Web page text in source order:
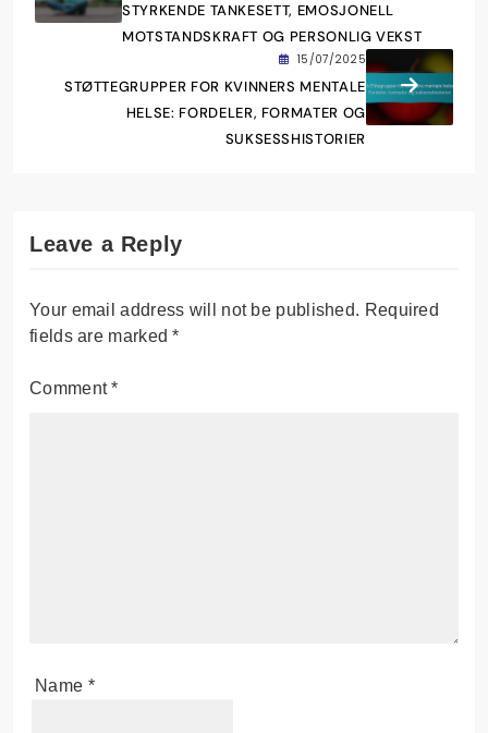
STYRKENDE TANKESETT, EMOSJONELL
MOTSTANDSKRAFT OG PERSONLIG VEKST
15/07/2025
STØTTEGRUPPER FOR KVINNERS MENTALE
HELSE: FORDELER, FORMATER OG
SUKSESSHISTORIER
Leave a Reply
Your email address will not be published. Required
fields are marked*
Comment*
Name *